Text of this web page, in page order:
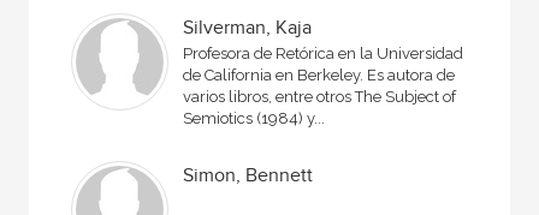
Silverman, Kaja
Profesora de Retórica en la Universidad
de California en Berkeley. Es autora de
varios libros, entre otros The Subject of
Semiotics (1984) y...
Simon, Bennett